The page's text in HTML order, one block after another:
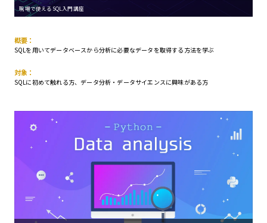
現場で使えるSQL入門講座
概要：
SQLを用いてデータベースから分析に必要なデータを取得する方法を学ぶ
対象：
SQLに初めて触れる方、データ分析・データサイエンスに興味がある方